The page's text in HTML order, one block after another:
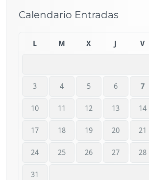
Calendario Entradas
L M X V
3 4 5 6 7
10 11 12 13 14
17 18 19 20 21
24 25 26 27 28
31